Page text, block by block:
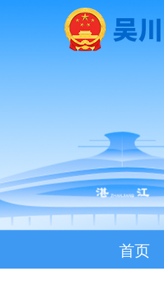
首页